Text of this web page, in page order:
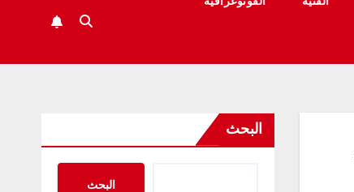
البحث
البحث